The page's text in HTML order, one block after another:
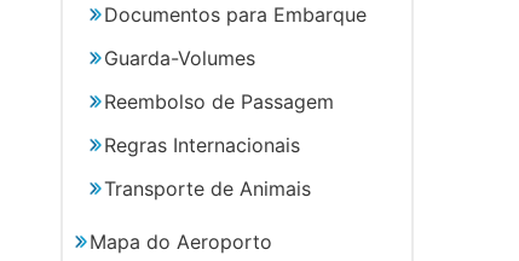
Documentos para Embarque
Guarda-Volumes
Reembolso de Passagem
Regras Internacionais
Transporte de Animais
Mapa do Aeroporto